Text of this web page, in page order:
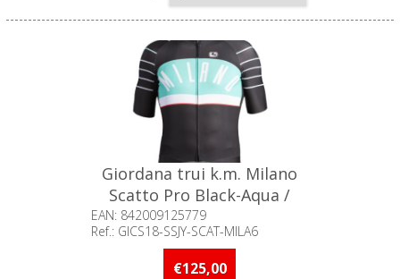
Giordana trui k.m. Milano
Scatto Pro Black-Aqua /
XXL°
EAN: 842009125779
Ref.: GICS18-SSJY-SCAT-MILA6
Beschikbaarheid:: Minder dan 5
stuks op voorraad
€125,00